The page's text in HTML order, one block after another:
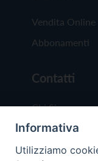
Vendita Online
Abbonamenti
Contatti
Chi Siamo
Redazione
Scrivici
Informativa
Utilizziamo